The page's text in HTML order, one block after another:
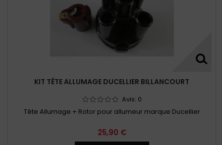
KIT TÊTE ALLUMAGE DUCELLIER BILLANCOURT
Avis: 0
Tête Allumage + Rotor pour allumeur marque Ducellier
25,90 €